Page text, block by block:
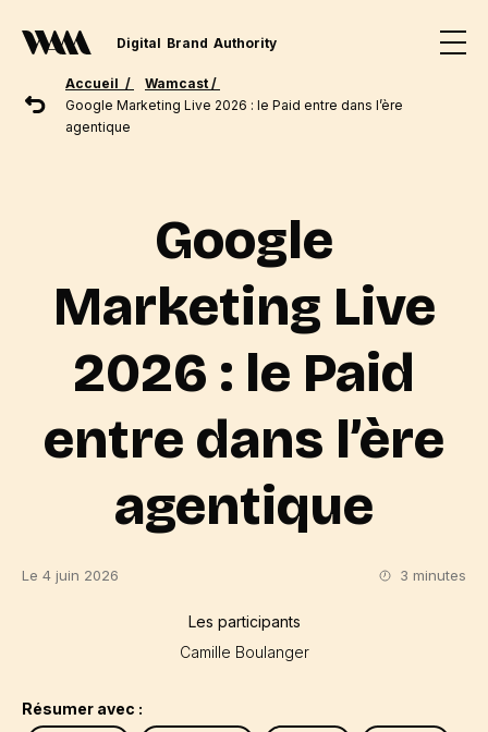
Digital Brand Authority
Accueil /
Wamcast /
Google Marketing Live 2026 : le Paid entre dans l’ère
agentique
Google
Marketing Live
2026 : le Paid
entre dans l’ère
agentique
Le 4 juin 2026 3 minutes
Les participants
Camille Boulanger
Résumer avec :